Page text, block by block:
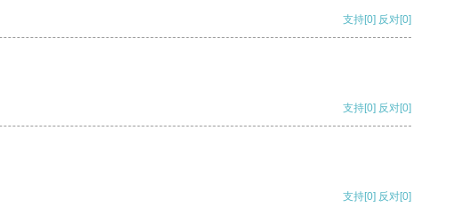
支持[0] 反对[0]
支持[0] 反对[0]
支持[0] 反对[0]